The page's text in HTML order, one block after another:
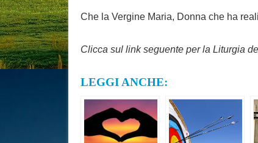
Che la Vergine Maria, Donna che ha
Clicca sul link seguente per la Liturgia
LEGGI ANCHE: